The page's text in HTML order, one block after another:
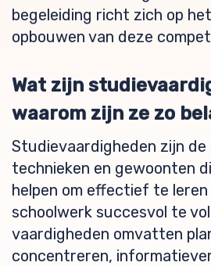
begeleiding richt zich op
opbouwen van deze
Wat zijn
waarom zijn ze zo
Studievaardigheden zijn de
technieken en gewoonten
helpen om effectief te leren
schoolwerk succesvol te
vaardigheden omvatten
concentreren,